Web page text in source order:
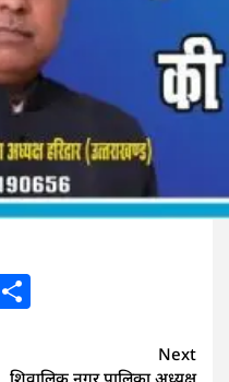
Next
शिवालिक नगर पालिका अध्यक्ष